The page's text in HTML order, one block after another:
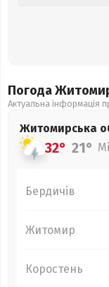
Погода
Актуальна інформація
Житомирська
32° 21°
Бердичів
Житомир
Коростень